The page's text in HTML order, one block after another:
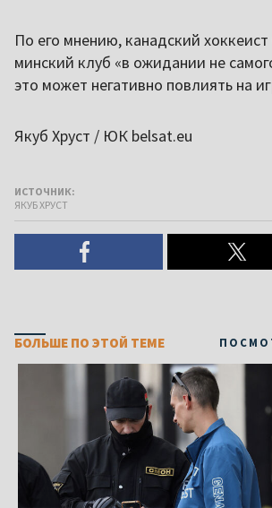
По его мнению, канадский хоккеист
минский клуб «в ожидании не
это может негативно повлиять на
Якуб Хруст / ЮК belsat.eu
ИСТОЧНИК:
ЯКУБ ХРУСТ
БОЛЬШЕ ПО ЭТОЙ ТЕМЕ